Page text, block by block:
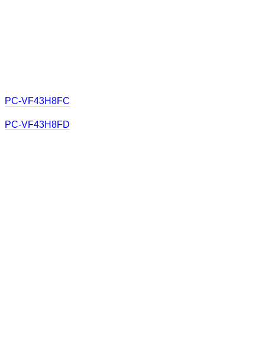
PC-VF43H8FC
PC-VF43H8FD